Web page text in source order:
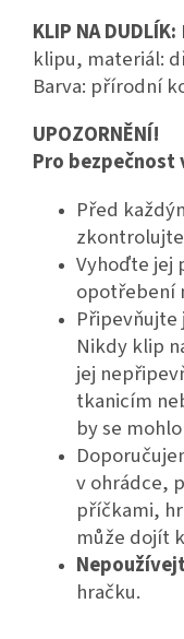
KLIP NA DUDLÍK:
klipu, materiál:
Barva: přírodní
UPOZORNĚNÍ!
Pro
Před
Vyhoďte jej
opotřebení
Nikdy klip
jej
tkanicím
by se
v ohrádce,
příčkami,
může dojít
hračku.